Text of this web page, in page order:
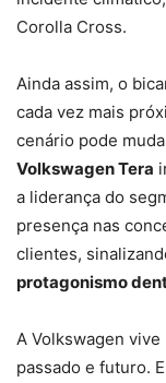
Corolla Cross.
Ainda assim, o
cada vez mais
cenário pode
Volkswagen Tera
a liderança do
presença nas
clientes,
protagonismo
A Volkswagen
passado e futuro.